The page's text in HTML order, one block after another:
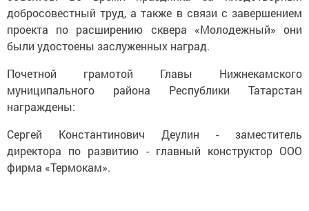
добросовестный труд, а также в связи с завершением
проекта по расширению сквера «Молодежный» они
были удостоены заслуженных наград.
Почетной грамотой Главы Нижнекамского
муниципального района Республики Татарстан
награждены:
Сергей Константинович Деулин - заместитель
директора по развитию - главный конструктор ООО
фирма «Термокам».